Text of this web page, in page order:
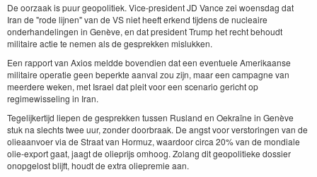
De oorzaak is puur geopolitiek. Vice-president JD Vance zei woensdag dat
Iran de "rode lijnen" van de VS niet heeft erkend tijdens de nucleaire
onderhandelingen in Genève, en dat president Trump het recht behoudt
militaire actie te nemen als de gesprekken mislukken.
Een rapport van Axios meldde bovendien dat een eventuele Amerikaanse
militaire operatie geen beperkte aanval zou zijn, maar een campagne van
meerdere weken, met Israel dat pleit voor een scenario gericht op
regimewisseling in Iran.
Tegelijkertijd liepen de gesprekken tussen Rusland en Oekraïne in Genève
stuk na slechts twee uur, zonder doorbraak. De angst voor verstoringen van de
olieaanvoer via de Straat van Hormuz, waardoor circa 20% van de mondiale
olie-export gaat, jaagt de olieprijs omhoog. Zolang dit geopolitieke dossier
onopgelost blijft, houdt de extra oliepremie aan.